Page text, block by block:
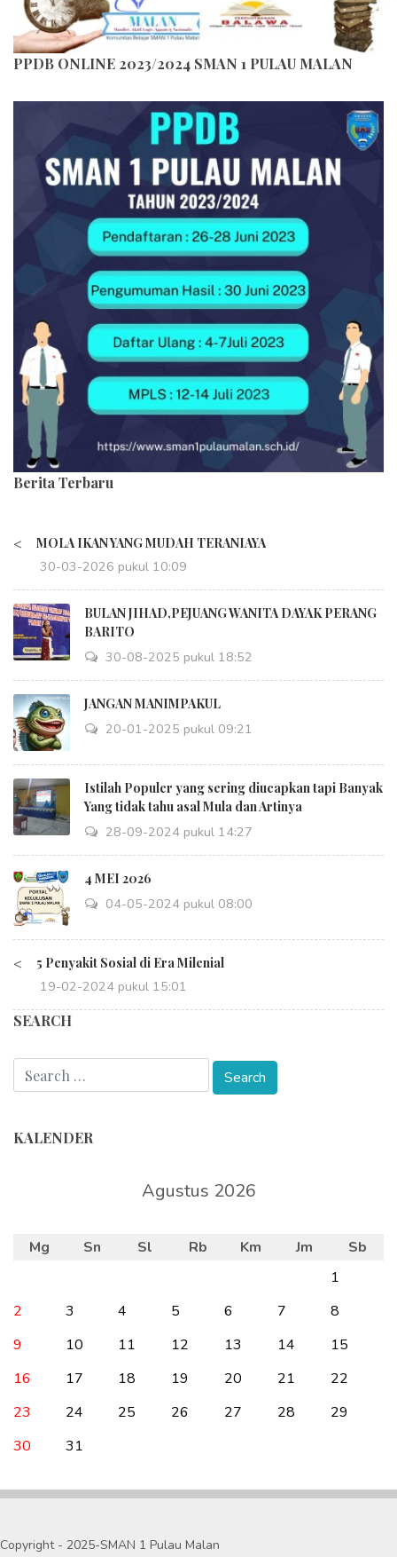
PPDB ONLINE 2023/2024 SMAN 1 PULAU MALAN
Berita Terbaru
< MOLA IKAN YANG MUDAH TERANIAYA
30-03-2026 pukul 10:09
BULAN JIHAD,PEJUANG WANITA DAYAK PERANG
BARITO
30-08-2025 pukul 18:52
JANGAN MANIMPAKUL
20-01-2025 pukul 09:21
Istilah Populer yang sering diucapkan tapi Banyak
Yang tidak tahu asal Mula dan Artinya
28-09-2024 pukul 14:27
4 MEI 2026
04-05-2024 pukul 08:00
< 5 Penyakit Sosial di Era Milenial
19-02-2024 pukul 15:01
SEARCH
KALENDER
Agustus 2026
Mg Sn Sl Rb Km Jm
Sb
1
2
3 4 5 6 7
8
9
10 11 12 13 14
15
16
17 18 19 20 21
22
23
24 25 26 27 28
29
30
31
Copyright - 2025-SMAN 1 Pulau Malan